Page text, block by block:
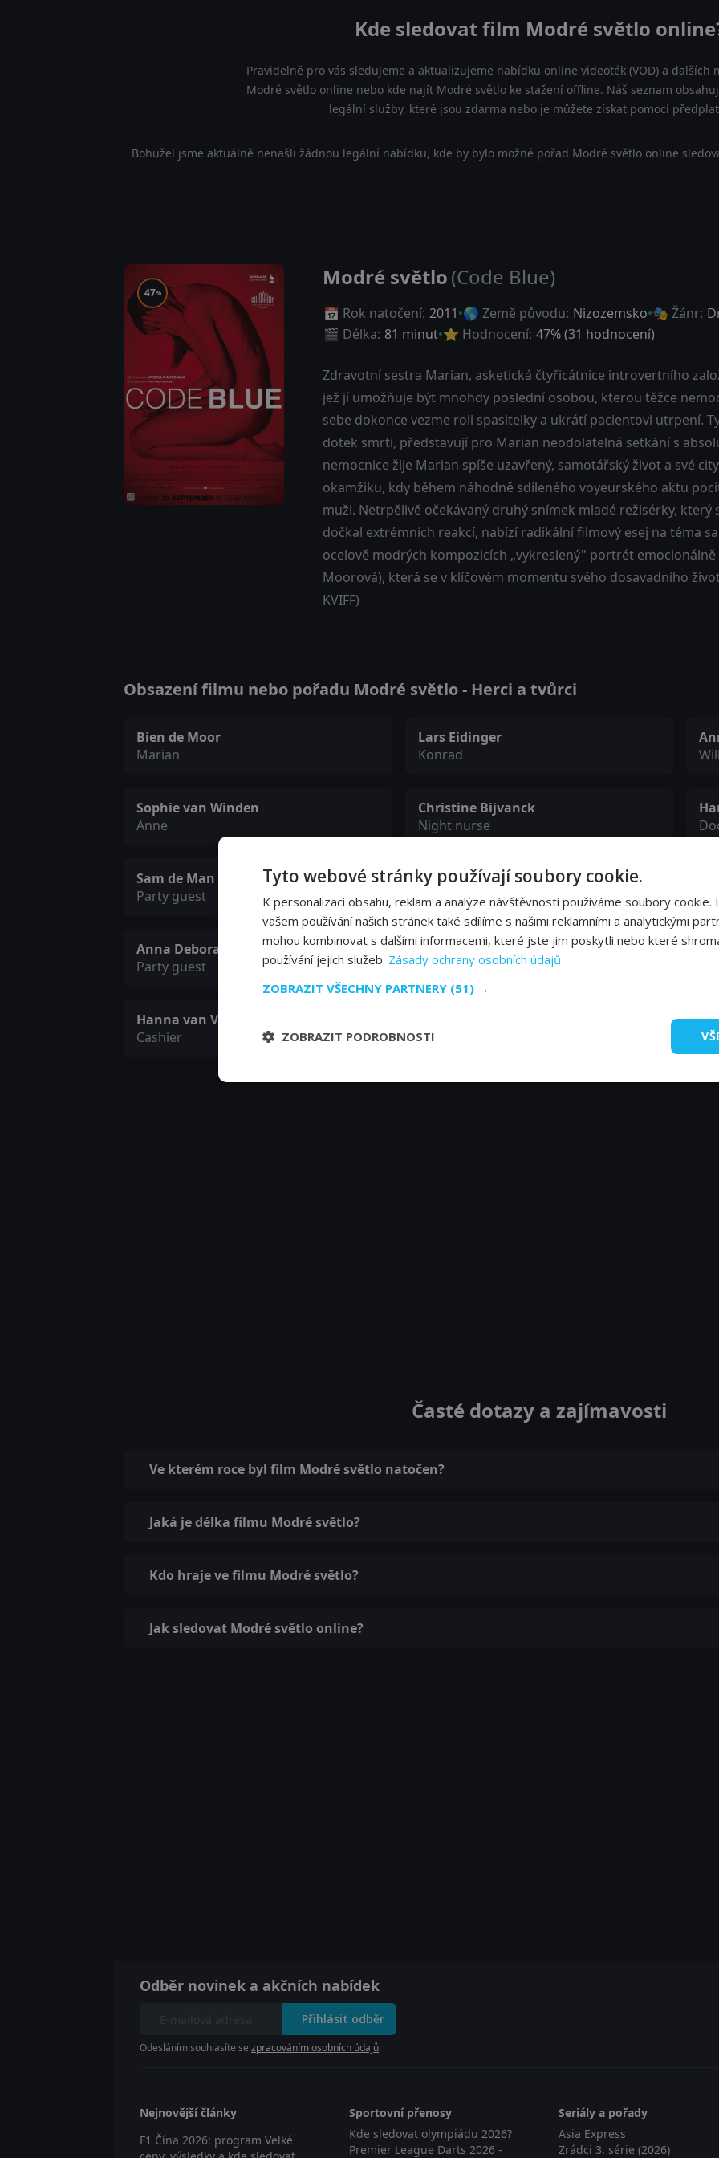
Kde sledovat film Modré světlo
Pravidelně pro vás sledujeme a aktualizujeme nabídku online videoték (VOD) a dalších
Modré světlo online nebo kde najít Modré světlo ke stažení offline. Náš seznam
legální služby, které jsou zdarma nebo je můžete získat pomocí
Bohužel jsme aktuálně nenašli žádnou legální nabídku, kde by bylo možné pořad Modré světlo online
47%
Modré světlo(Code Blue)
📅 Rok natočení: 2011 🌎 Země původu: Nizozemsko 🎭 Žánr:
🎬 Délka: 81 minut ⭐ Hodnocení: 47% (31 hodnocení)
Zdravotní sestra Marian, asketická čtyřicátnice introvertního
jež jí umožňuje být mnohdy poslední osobou, kterou těžce
sebe dokonce vezme roli spasitelky a ukrátí pacientovi utrpení.
dotek smrti, představují pro Marian neodolatelná setkání s
nemocnice žije Marian spíše uzavřený, samotářský život a své
okamžiku, kdy během náhodně sdíleného voyeurského aktu
muži. Netrpělivě očekávaný druhý snímek mladé režisérky, který
dočkal extrémních reakcí, nabízí radikální filmový esej na téma
ocelově modrých kompozicích „vykreslený" portrét emocionálně
Moorová), která se v klíčovém momentu svého dosavadního
KVIFF)
Obsazení filmu nebo pořadu Modré světlo - Herci a tvůrci
Bien de Moor
Marian
Lars Eidinger
Konrad
Sophie van Winden
Anne
Christine Bijvanck
Night nurse
Sam de Man
Party guest
Renée Fokker
Anna Deborah van der Rhee
Party guest
Mitchell van Dijk
Party guest
Hanna van Vliet
Cashier
Časté dotazy a zajímavosti
Ve kterém roce byl film Modré světlo natočen?
Jaká je délka filmu Modré světlo?
Kdo hraje ve filmu Modré světlo?
Jak sledovat Modré světlo online?
Odběr novinek a akčních nabídek
Přihlásit odběr
Odesláním souhlasíte se zpracováním osobních údajů.
Nejnovější články
F1 Čína 2026: program Velké
Sportovní přenosy
Kde sledovat olympiádu 2026?
Premier League Darts 2026 -
Seriály a pořady
Asia Express
Zrádci 3. série (2026)
Tyto webové stránky používají soubory cookie.
K personalizaci obsahu, reklam a analýze návštěvnosti používáme soubory cookie.
vašem používání našich stránek také sdílíme s našimi reklamními a analytickými
mohou kombinovat s dalšími informacemi, které jste jim poskytli nebo které
používání jejich služeb. Zásady ochrany osobních údajů
ZOBRAZIT VŠECHNY PARTNERY (51) →
ZOBRAZIT PODROBNOSTI